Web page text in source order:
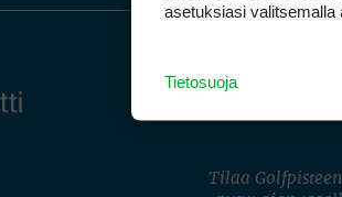
Tilaa
asetuksiasi valitsemalla
Tietosuoja